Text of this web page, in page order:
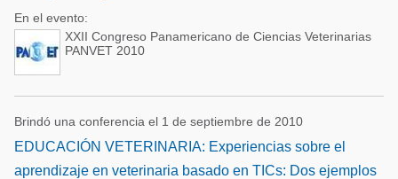
En el evento:
XXII Congreso Panamericano de Ciencias Veterinarias
PANVET 2010
Brindó una conferencia el 1 de septiembre de 2010
EDUCACIÓN VETERINARIA: Experiencias sobre el
aprendizaje en veterinaria basado en TICs: Dos ejemplos